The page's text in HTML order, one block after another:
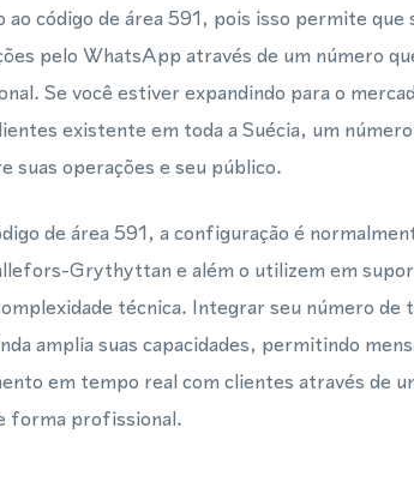
código de área 591, pois isso permite que
pelo WhatsApp através de um número
Se você estiver expandindo para o
existente em toda a Suécia, um
suas operações e seu público.
de área 591, a configuração é
Grythyttan e além o utilizem em
técnica. Integrar seu número de
amplia suas capacidades, permitindo
em tempo real com clientes através de
forma profissional.